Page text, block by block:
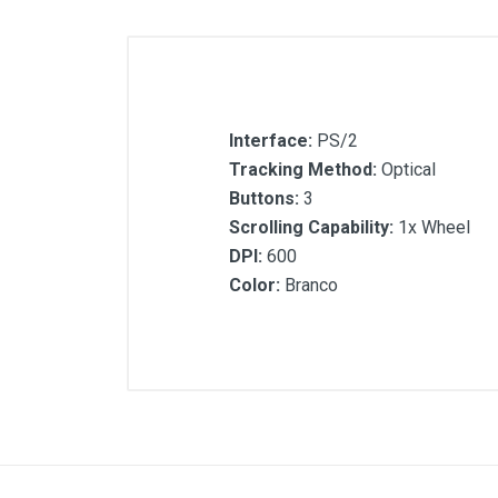
Interface: PS/2
Tracking Method: Optical
Buttons: 3
Scrolling Capability: 1x Wheel
DPI: 600
Color: Branco